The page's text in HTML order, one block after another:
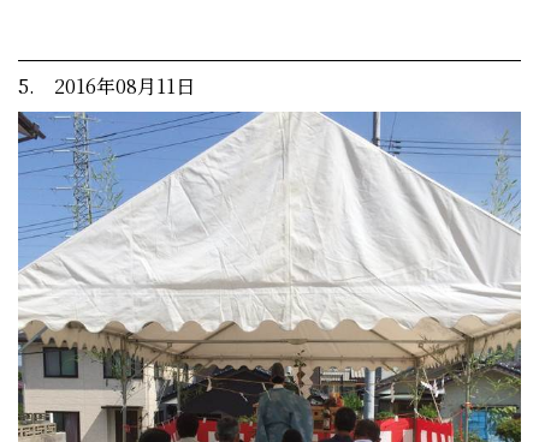
5. 2016年08月11日